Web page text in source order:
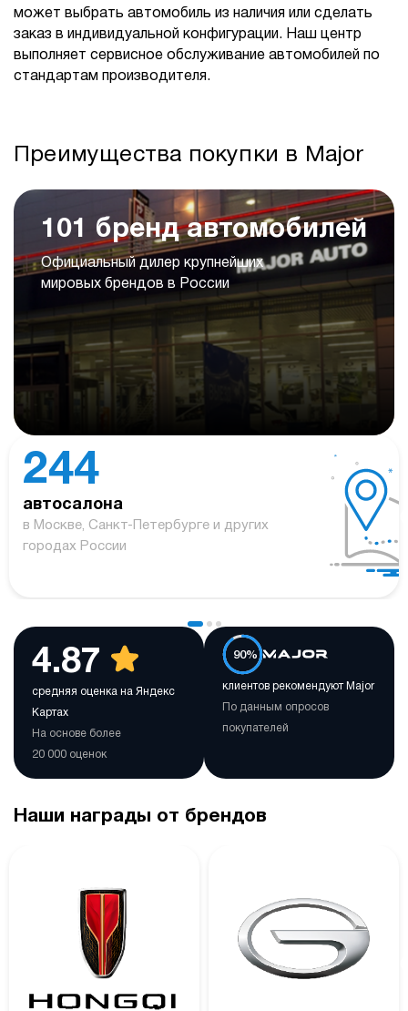
может выбрать автомобиль из наличия или сделать
заказ в индивидуальной конфигурации. Наш центр
выполняет сервисное обслуживание автомобилей по
стандартам производителя.
Преимущества покупки в Major
101 бренд автомобилей
Официальный дилер крупнейших
мировых брендов в России
244
автосалона
в Москве, Санкт-Петербурге и других
городах России
4.87
средняя оценка на Яндекс
Картах
На основе более
20 000 оценок
90%
клиентов рекомендуют Major
По данным опросов
покупателей
Наши награды от брендов